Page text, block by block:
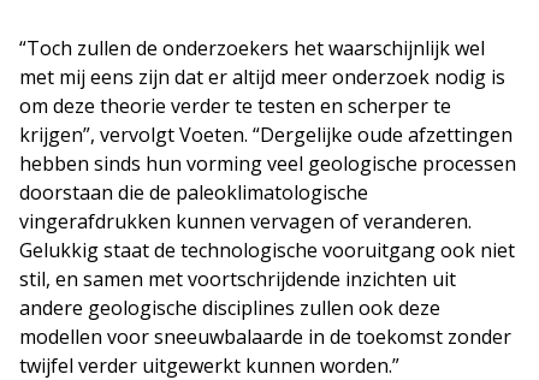
“Toch zullen de onderzoekers het waarschijnlijk wel
met mij eens zijn dat er altijd meer onderzoek nodig is
om deze theorie verder te testen en scherper te
krijgen”, vervolgt Voeten. “Dergelijke oude afzettingen
hebben sinds hun vorming veel geologische processen
doorstaan die de paleoklimatologische
vingerafdrukken kunnen vervagen of veranderen.
Gelukkig staat de technologische vooruitgang ook niet
stil, en samen met voortschrijdende inzichten uit
andere geologische disciplines zullen ook deze
modellen voor sneeuwbalaarde in de toekomst zonder
twijfel verder uitgewerkt kunnen worden.”